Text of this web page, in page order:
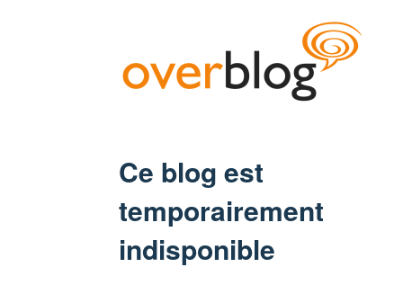
Ce blog est
temporairement
indisponible